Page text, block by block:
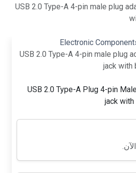
USB 2.0 Type-A 4-pin male plug
Electronic
USB 2.0 Type-A 4-pin male
jack
USB 2.0 Type-A Plug 4-pin
jack